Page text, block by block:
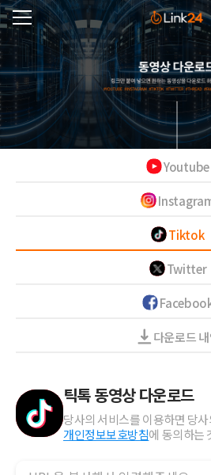
Youtube
Tiktok
Twitter
다운로드
틱톡 동영상 다운로드
당사의 서비스를 이용하면 당사
개인정보보호방침에 동의하는